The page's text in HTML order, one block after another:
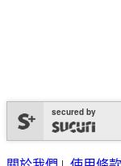
secured by